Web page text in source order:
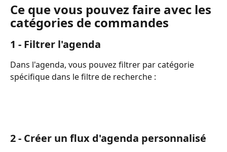
Ce que vous pouvez faire avec les
catégories de commandes
1 - Filtrer l'agenda
Dans l'agenda, vous pouvez filtrer par catégorie
spécifique dans le filtre de recherche :
2 - Créer un flux d'agenda personnalisé